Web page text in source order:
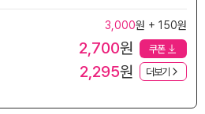
3,000원 + 150원
2,700원 쿠폰
2,295원 더보기